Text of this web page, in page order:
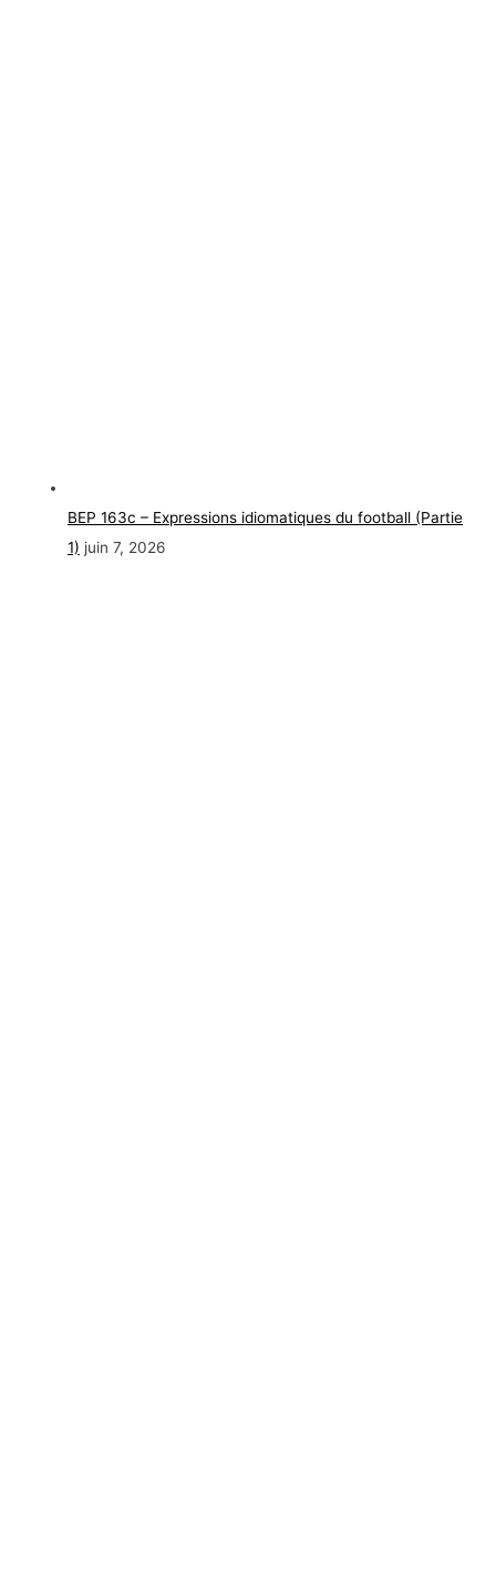
BEP 163c – Expressions idiomatiques du football (Partie
1) juin 7, 2026